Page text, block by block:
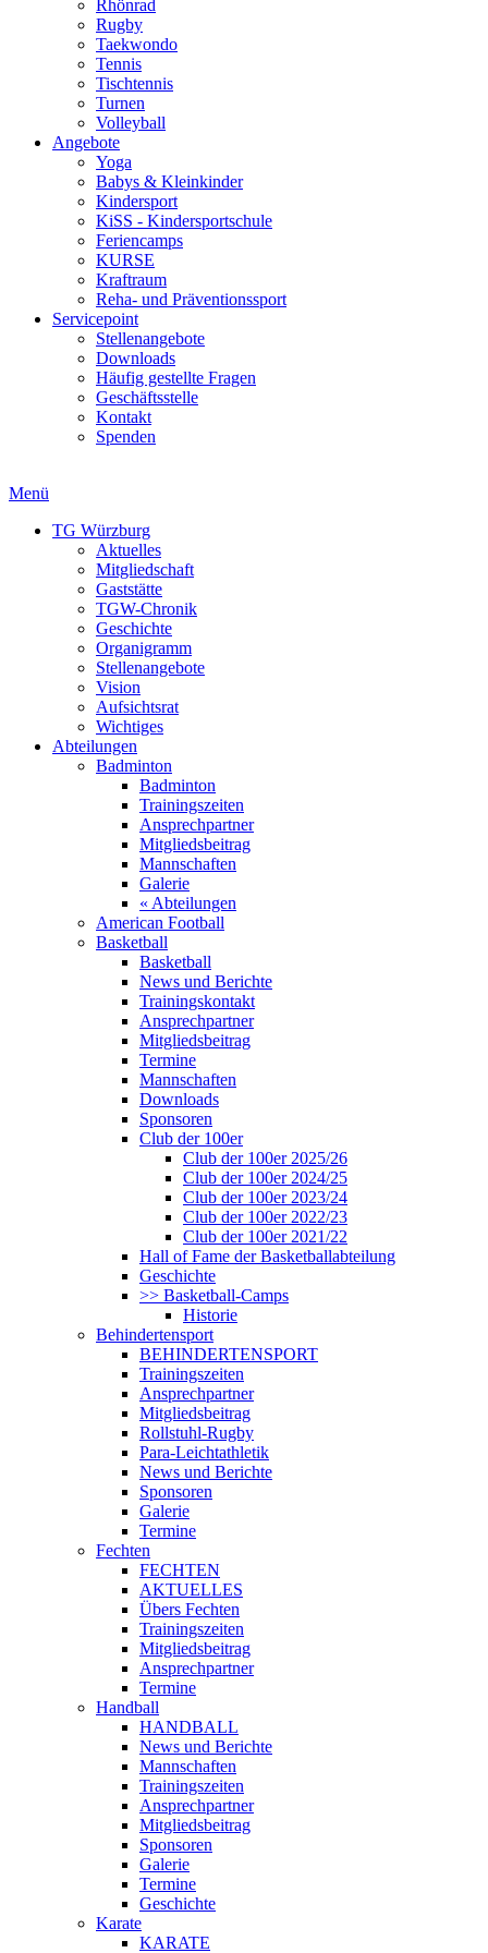
Rhönrad
Rugby
Taekwondo
Tennis
Tischtennis
Turnen
Volleyball
Angebote
Yoga
Babys & Kleinkinder
Kindersport
KiSS - Kindersportschule
Feriencamps
KURSE
Kraftraum
Reha- und Präventionssport
Servicepoint
Stellenangebote
Downloads
Häufig gestellte Fragen
Geschäftsstelle
Kontakt
Spenden
Menü
TG Würzburg
Aktuelles
Mitgliedschaft
Gaststätte
TGW-Chronik
Geschichte
Organigramm
Stellenangebote
Vision
Aufsichtsrat
Wichtiges
Abteilungen
Badminton
Badminton
Trainingszeiten
Ansprechpartner
Mitgliedsbeitrag
Mannschaften
Galerie
« Abteilungen
American Football
Basketball
Basketball
News und Berichte
Trainingskontakt
Ansprechpartner
Mitgliedsbeitrag
Termine
Mannschaften
Downloads
Sponsoren
Club der 100er
Club der 100er 2025/26
Club der 100er 2024/25
Club der 100er 2023/24
Club der 100er 2022/23
Club der 100er 2021/22
Hall of Fame der Basketballabteilung
Geschichte
>> Basketball-Camps
Historie
Behindertensport
BEHINDERTENSPORT
Trainingszeiten
Ansprechpartner
Mitgliedsbeitrag
Rollstuhl-Rugby
Para-Leichtathletik
News und Berichte
Sponsoren
Galerie
Termine
Fechten
FECHTEN
AKTUELLES
Übers Fechten
Trainingszeiten
Mitgliedsbeitrag
Ansprechpartner
Termine
Handball
HANDBALL
News und Berichte
Mannschaften
Trainingszeiten
Ansprechpartner
Mitgliedsbeitrag
Sponsoren
Galerie
Termine
Geschichte
Karate
KARATE